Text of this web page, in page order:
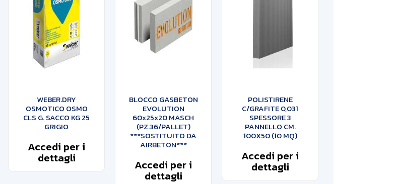
WEBER.DRY
OSMOTICO OSMO
CLS G. SACCO KG 25
GRIGIO
Accedi per i
dettagli
BLOCCO GASBETON
EVOLUTION
60x25x20 MASCH
(PZ.36/PALLET)
***SOSTITUITO DA
AIRBETON***
Accedi per i
dettagli
POLISTIRENE
C/GRAFITE 0,031
SPESSORE 3
PANNELLO CM.
100X50 (10 MQ)
Accedi per i
dettagli